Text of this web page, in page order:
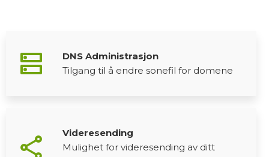
dns
DNS Administrasjon
Tilgang til å endre sonefil for domene
share
Videresending
Mulighet for videresending av ditt